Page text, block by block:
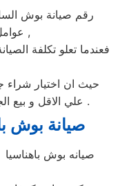
رقم صيانة بوش
عوامل نجاح عملية الاصلاح ,
فعندما تعلو تكلفة
حيث ان اختيار
علي الاقل و بيع الجهاز القديم يكون هو الاختيار الأمثل .
صيانة بوش
صيانه بوش